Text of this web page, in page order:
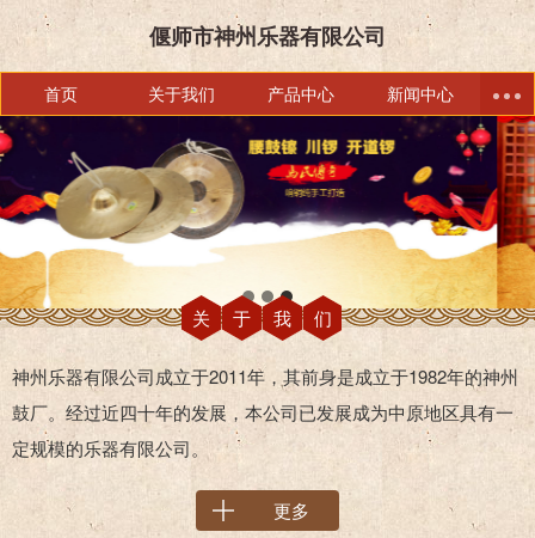
偃师市神州乐器有限公司
首页 关于我们 产品中心 新闻中心
关于我们
神州乐器有限公司成立于2011年，其前身是成立于1982年的神州
鼓厂。经过近四十年的发展，本公司已发展成为中原地区具有一
定规模的乐器有限公司。
更多